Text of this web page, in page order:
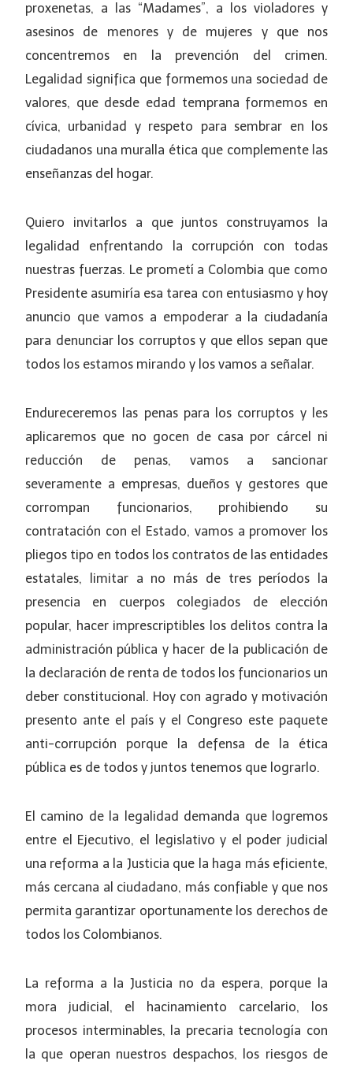
proxenetas, a las “Madames”, a los violadores y
asesinos de menores y de mujeres y que nos
concentremos en la prevención del crimen.
Legalidad significa que formemos una sociedad de
valores, que desde edad temprana formemos en
cívica, urbanidad y respeto para sembrar en los
ciudadanos una muralla ética que complemente las
enseñanzas del hogar.
Quiero invitarlos a que juntos construyamos la
legalidad enfrentando la corrupción con todas
nuestras fuerzas. Le prometí a Colombia que como
Presidente asumiría esa tarea con entusiasmo y hoy
anuncio que vamos a empoderar a la ciudadanía
para denunciar los corruptos y que ellos sepan que
todos los estamos mirando y los vamos a señalar.
Endureceremos las penas para los corruptos y les
aplicaremos que no gocen de casa por cárcel ni
reducción de penas, vamos a sancionar
severamente a empresas, dueños y gestores que
corrompan funcionarios, prohibiendo su
contratación con el Estado, vamos a promover los
pliegos tipo en todos los contratos de las entidades
estatales, limitar a no más de tres períodos la
presencia en cuerpos colegiados de elección
popular, hacer imprescriptibles los delitos contra la
administración pública y hacer de la publicación de
la declaración de renta de todos los funcionarios un
deber constitucional. Hoy con agrado y motivación
presento ante el país y el Congreso este paquete
anti-corrupción porque la defensa de la ética
pública es de todos y juntos tenemos que lograrlo.
El camino de la legalidad demanda que logremos
entre el Ejecutivo, el legislativo y el poder judicial
una reforma a la Justicia que la haga más eficiente,
más cercana al ciudadano, más confiable y que nos
permita garantizar oportunamente los derechos de
todos los Colombianos.
La reforma a la Justicia no da espera, porque la
mora judicial, el hacinamiento carcelario, los
procesos interminables, la precaria tecnología con
la que operan nuestros despachos, los riesgos de